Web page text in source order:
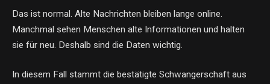
Das ist normal. Alte Nachrichten bleiben lange online.
Manchmal sehen Menschen alte Informationen und halten
sie für neu. Deshalb sind die Daten wichtig.
In diesem Fall stammt die bestätigte Schwangerschaft aus